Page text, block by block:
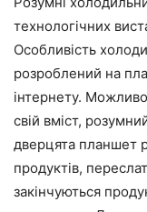
технологічних
Особливість
розроблений на
інтернету.
свій вміст,
дверцята планшет
продуктів,
закінчуються